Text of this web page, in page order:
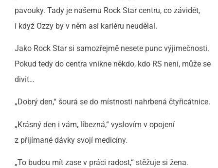
pavouky. Tady je našemu Rock Star centru, co závidět,
i když Ozzy by v něm asi kariéru neudělal.
Jako Rock Star si samozřejmě nesete punc výjimečnosti.
Pokud tedy do centra vnikne někdo, kdo RS není, může se
divit…
„Dobrý den,“ šourá se do místnosti nahrbená čtyřicátnice.
„Krásný den i vám, líbezná,“ vyslovím v opojení
z přijímané dávky svojí medicíny.
„To budou mít zase v práci radost,“ stěžuje si žena.